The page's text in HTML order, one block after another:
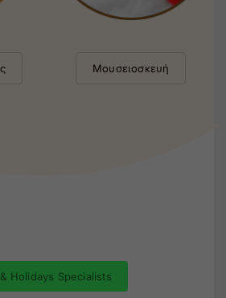
Μουσειοσκευή
Holidays Specialists